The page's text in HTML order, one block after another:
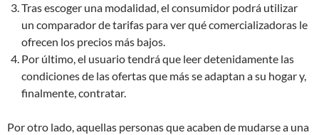
Tras escoger una modalidad, el consumidor podrá utilizar
un comparador de tarifas para ver qué comercializadoras le
ofrecen los precios más bajos.
Por último, el usuario tendrá que leer detenidamente las
condiciones de las ofertas que más se adaptan a su hogar y,
finalmente, contratar.
Por otro lado, aquellas personas que acaben de mudarse a una